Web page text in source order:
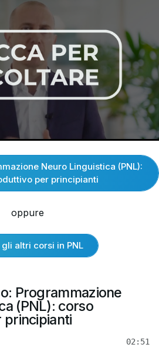
Neuro Linguistica (PNL):
per principianti
oppure
altri corsi in PNL
Programmazione
(PNL): corso
02:51